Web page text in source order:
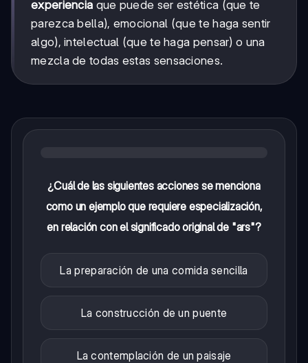
experiencia que puede ser estética (que te
parezca bella), emocional (que te haga sentir
algo), intelectual (que te haga pensar) o una
mezcla de todas estas sensaciones.
¿Cuál de las siguientes acciones se menciona
como un ejemplo que requiere especialización,
en relación con el significado original de "ars"?
La preparación de una comida sencilla
La construcción de un puente
La contemplación de un paisaje